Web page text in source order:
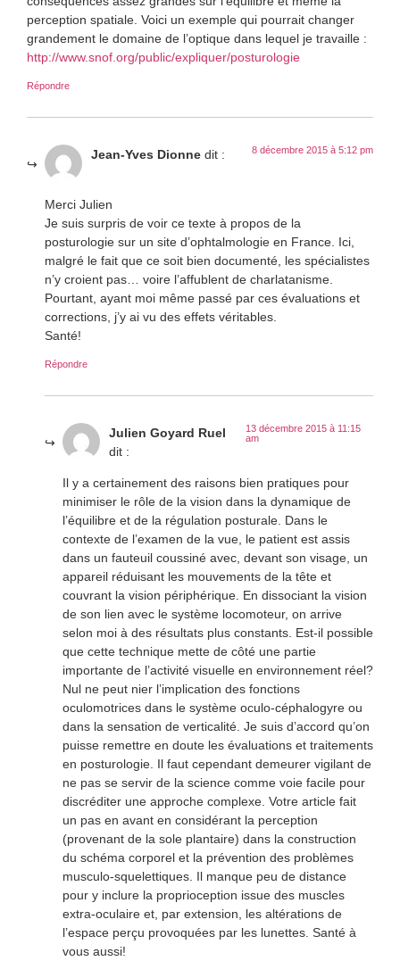
perception spatiale. Voici un exemple qui pourrait changer
grandement le domaine de l’optique dans lequel je travaille :
http://www.snof.org/public/expliquer/posturologie
Répondre
Jean-Yves Dionne dit : 8 décembre 2015 à 5:12 pm
Merci Julien
Je suis surpris de voir ce texte à propos de la
posturologie sur un site d’ophtalmologie en France. Ici,
malgré le fait que ce soit bien documenté, les spécialistes
n’y croient pas… voire l’affublent de charlatanisme.
Pourtant, ayant moi même passé par ces évaluations et
corrections, j’y ai vu des effets véritables.
Santé!
Répondre
Julien Goyard Ruel
dit :
13 décembre 2015 à 11:15
am
Il y a certainement des raisons bien pratiques pour
minimiser le rôle de la vision dans la dynamique de
l’équilibre et de la régulation posturale. Dans le
contexte de l’examen de la vue, le patient est assis
dans un fauteuil coussiné avec, devant son visage, un
appareil réduisant les mouvements de la tête et
couvrant la vision périphérique. En dissociant la vision
de son lien avec le système locomoteur, on arrive
selon moi à des résultats plus constants. Est-il possible
que cette technique mette de côté une partie
importante de l’activité visuelle en environnement réel?
Nul ne peut nier l’implication des fonctions
oculomotrices dans le système oculo-céphalogyre ou
dans la sensation de verticalité. Je suis d’accord qu’on
puisse remettre en doute les évaluations et traitements
en posturologie. Il faut cependant demeurer vigilant de
ne pas se servir de la science comme voie facile pour
discréditer une approche complexe. Votre article fait
un pas en avant en considérant la perception
(provenant de la sole plantaire) dans la construction
du schéma corporel et la prévention des problèmes
musculo-squelettiques. Il manque peu de distance
pour y inclure la proprioception issue des muscles
extra-oculaire et, par extension, les altérations de
l’espace perçu provoquées par les lunettes. Santé à
vous aussi!